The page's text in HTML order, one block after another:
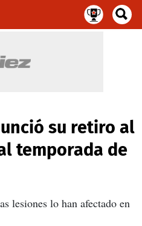
su retiro al
temporada de
lesiones lo han afectado en